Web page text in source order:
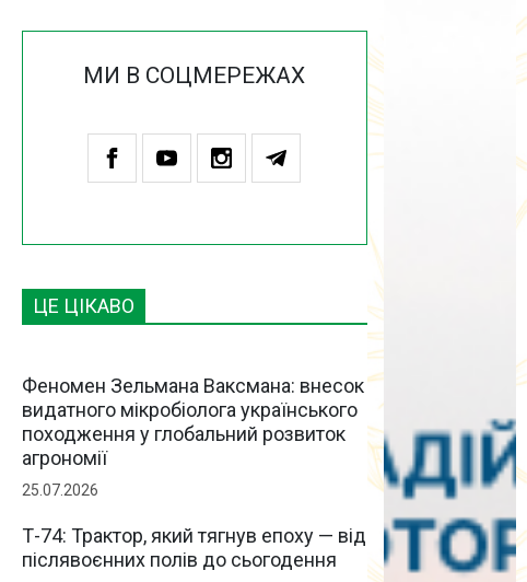
МИ В СОЦМЕРЕЖАХ
ЦЕ ЦІКАВО
Феномен Зельмана Ваксмана: внесок
видатного мікробіолога українського
походження у глобальний розвиток
агрономії
25.07.2026
Т-74: Трактор, який тягнув епоху — від
післявоєнних полів до сьогодення